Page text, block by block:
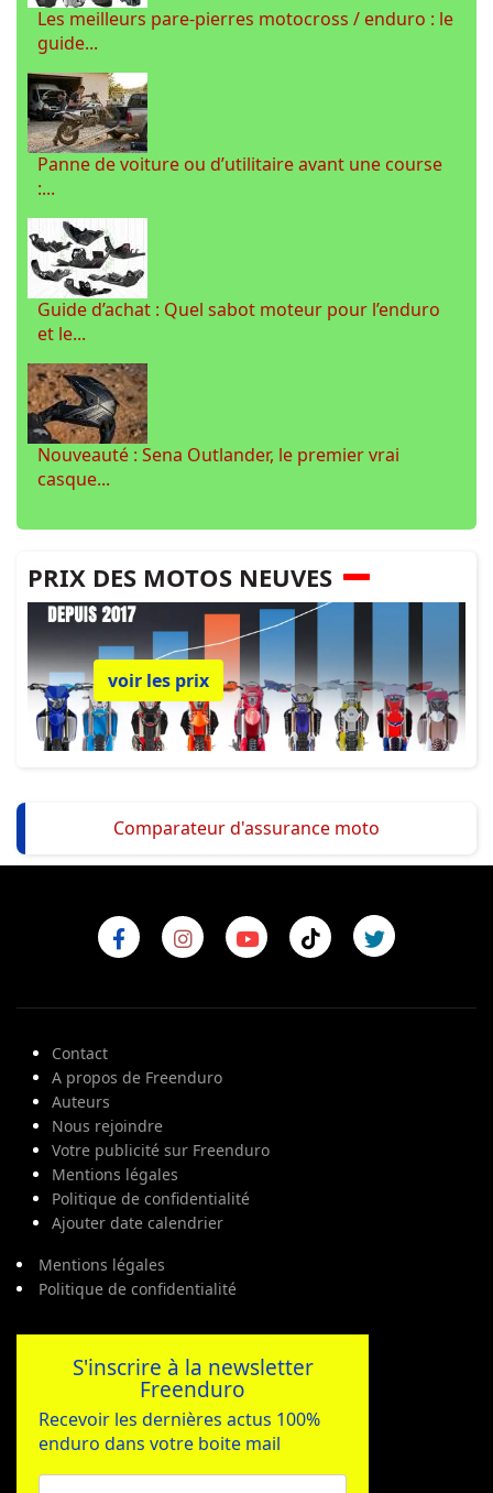
Les meilleurs pare-pierres motocross / enduro : le
guide...
Panne de voiture ou d’utilitaire avant une course
:...
Guide d’achat : Quel sabot moteur pour l’enduro
et le...
Nouveauté : Sena Outlander, le premier vrai
casque...
PRIX DES MOTOS NEUVES
voir les prix
Comparateur d'assurance moto
Contact
A propos de Freenduro
Auteurs
Nous rejoindre
Votre publicité sur Freenduro
Mentions légales
Politique de confidentialité
Ajouter date calendrier
Mentions légales
Politique de confidentialité
S'inscrire à la newsletter
Freenduro
Recevoir les dernières actus 100%
enduro dans votre boite mail